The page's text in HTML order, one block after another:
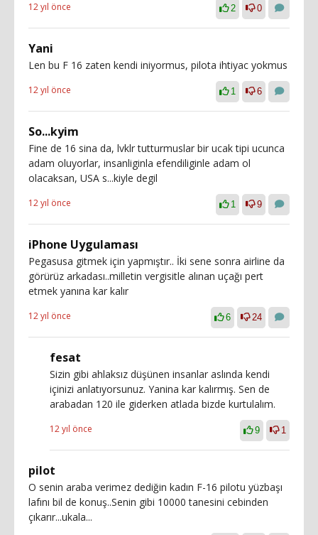
12 yıl önce 2 0
Yani
Len bu F 16 zaten kendi iniyormus, pilota ihtiyac yokmus
12 yıl önce 1 6
So...kyim
Fine de 16 sina da, lvklr tutturmuslar bir ucak tipi ucunca
adam oluyorlar, insanliginla efendiliginle adam ol
olacaksan, USA s...kiyle degil
12 yıl önce 1 9
iPhone Uygulaması
Pegasusa gitmek için yapmıştır.. İki sene sonra airline da
görürüz arkadası..milletin vergisitle alınan uçağı pert
etmek yanına kar kalır
12 yıl önce 6 24
fesat
Sizin gibi ahlaksız düşünen insanlar aslında kendi
içinizi anlatıyorsunuz. Yanina kar kalırmış. Sen de
arabadan 120 ile giderken atlada bizde kurtulalım.
12 yıl önce 9 1
pilot
O senin araba verimez dediğin kadın F-16 pilotu yüzbaşı
lafını bil de konuş..Senin gibi 10000 tanesini cebinden
çıkarır...ukala...